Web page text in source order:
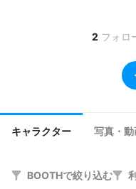
2 フォロ
キャラクター 写真・動
BOOTHで絞り込む